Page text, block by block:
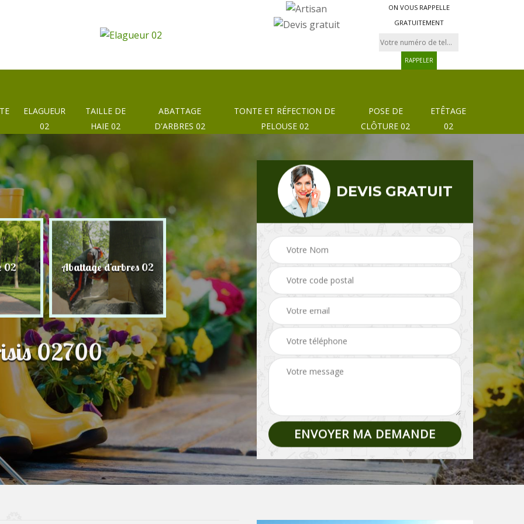
ON VOUS RAPPELLE
GRATUITEMENT
ELAGUEUR
02
TAILLE DE
HAIE 02
ABATTAGE
D'ARBRES 02
TONTE ET RÉFECTION DE
PELOUSE 02
POSE DE
CLÔTURE 02
ETÊTAGE
02
02 Abattage d'arbres 02 Taille de haie 02 Pose de clôture et Etêtage 02
02700
DEVIS GRATUIT